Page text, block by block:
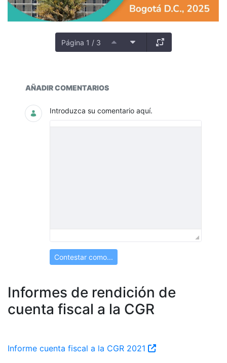
Página 1 / 3
Documentos y multimedia
AÑADIR COMENTARIOS
Introduzca su comentario aquí.
Contestar como...
Informes de rendición de
cuenta fiscal a la CGR
Informe cuenta fiscal a la CGR 2021